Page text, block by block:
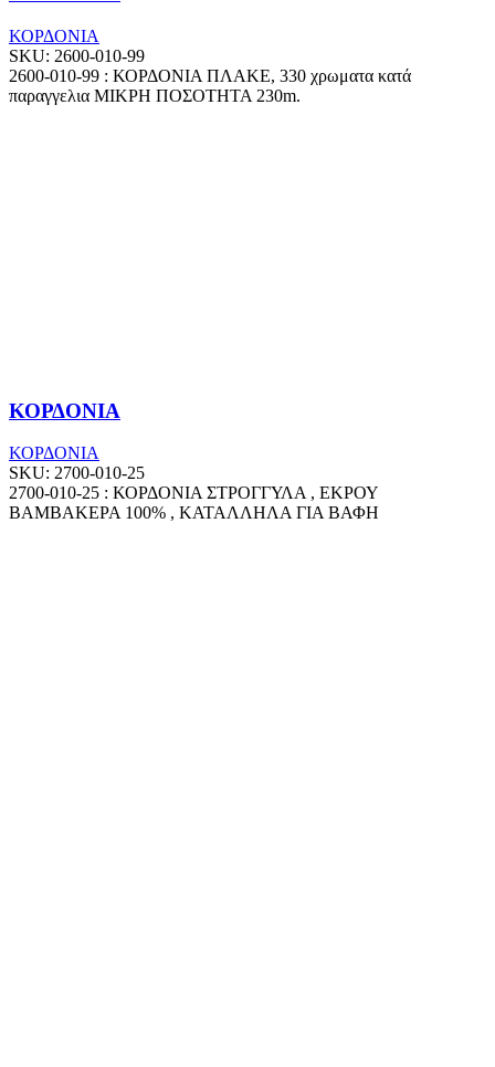
ΚΟΡΔΟΝΙΑ
SKU: 2600-010-99
2600-010-99 : ΚΟΡΔΟΝΙΑ ΠΛΑΚΕ, 330 χρωματα κατά
παραγγελια ΜΙΚΡΗ ΠΟΣΟΤΗΤΑ 230m.
ΚΟΡΔΟΝΙΑ
ΚΟΡΔΟΝΙΑ
SKU: 2700-010-25
2700-010-25 : ΚΟΡΔΟΝΙΑ ΣΤΡΟΓΓΥΛΑ , ΕΚΡΟΥ
ΒΑΜΒΑΚΕΡΑ 100% , ΚΑΤΑΛΛΗΛΑ ΓΙΑ ΒΑΦΗ